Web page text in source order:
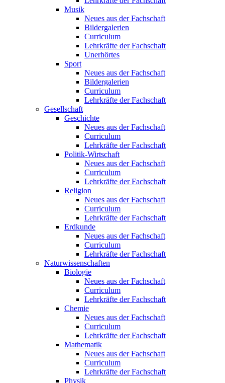
Musik
Neues aus der Fachschaft
Bildergalerien
Curriculum
Lehrkräfte der Fachschaft
Unerhörtes
Sport
Neues aus der Fachschaft
Bildergalerien
Curriculum
Lehrkräfte der Fachschaft
Gesellschaft
Geschichte
Neues aus der Fachschaft
Curriculum
Lehrkräfte der Fachschaft
Politik-Wirtschaft
Neues aus der Fachschaft
Curriculum
Lehrkräfte der Fachschaft
Religion
Neues aus der Fachschaft
Curriculum
Lehrkräfte der Fachschaft
Erdkunde
Neues aus der Fachschaft
Curriculum
Lehrkräfte der Fachschaft
Naturwissenschaften
Biologie
Neues aus der Fachschaft
Curriculum
Lehrkräfte der Fachschaft
Chemie
Neues aus der Fachschaft
Curriculum
Lehrkräfte der Fachschaft
Mathematik
Neues aus der Fachschaft
Curriculum
Lehrkräfte der Fachschaft
Physik